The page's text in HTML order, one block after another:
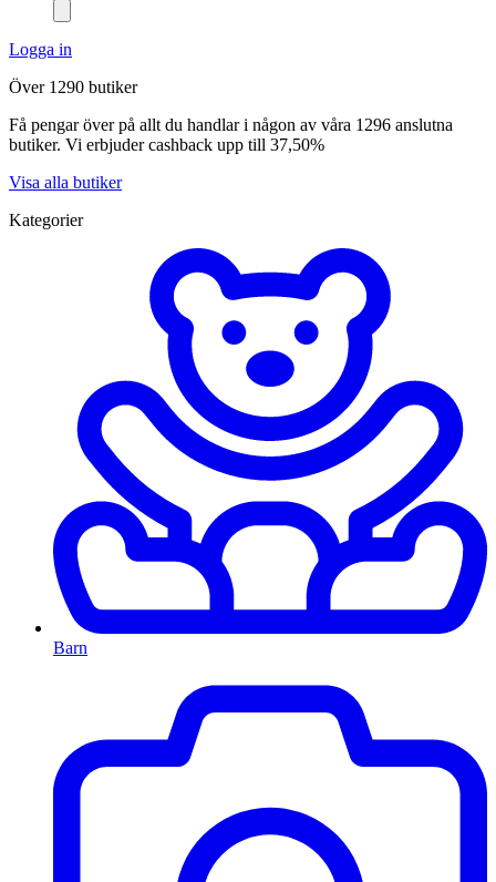
Logga in
Över 1290 butiker
Få pengar över på allt du handlar i någon av våra 1296 anslutna
butiker. Vi erbjuder cashback upp till 37,50%
Visa alla butiker
Kategorier
Barn